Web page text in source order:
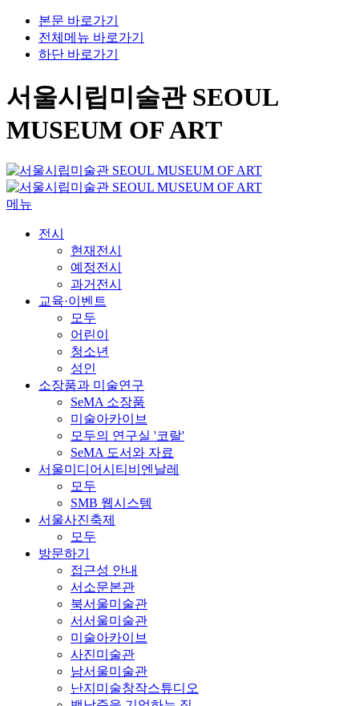
본문 바로가기
전체메뉴 바로가기
하단 바로가기
서울시립미술관 SEOUL
MUSEUM OF ART
메뉴
전시
현재전시
예정전시
과거전시
교육·이벤트
모두
어린이
청소년
성인
소장품과 미술연구
SeMA 소장품
미술아카이브
모두의 연구실 '코랄'
SeMA 도서와 자료
서울미디어시티비엔날레
모두
SMB 웹시스템
서울사진축제
모두
방문하기
접근성 안내
서소문본관
북서울미술관
서서울미술관
미술아카이브
사진미술관
남서울미술관
난지미술창작스튜디오